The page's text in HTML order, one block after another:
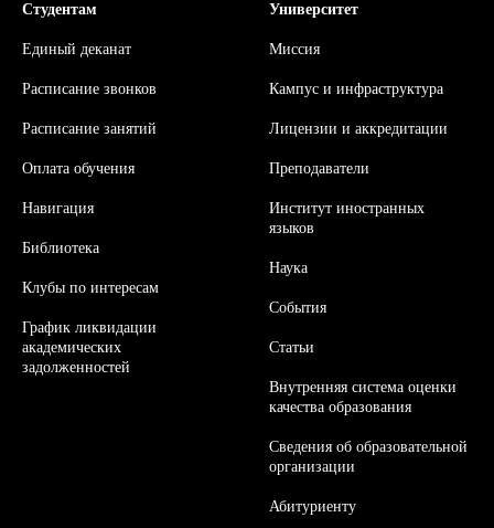
Студентам
Единый деканат
Расписание звонков
Расписание занятий
Оплата обучения
Навигация
Библиотека
Клубы по интересам
График ликвидации
академических
задолженностей
Университет
Миссия
Кампус и инфраструктура
Лицензии и аккредитации
Преподаватели
Институт иностранных
языков
Наука
События
Статьи
Внутренняя система оценки
качества образования
Сведения об образовательной
организации
Абитуриенту